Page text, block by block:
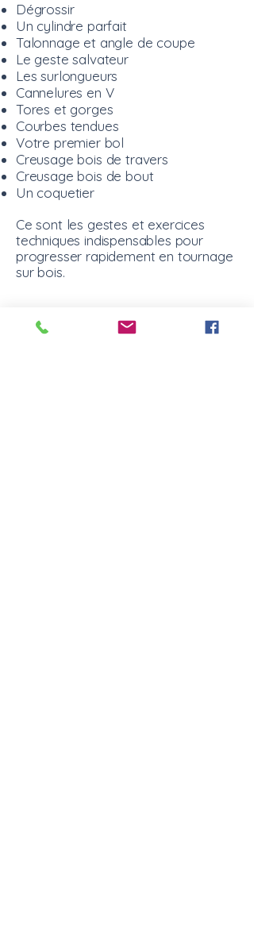
Dégrossir
Un cylindre parfait
Talonnage et angle de coupe
Le geste salvateur
Les surlongueurs
Cannelures en V
Tores et gorges
Courbes tendues
Votre premier bol
Creusage bois de travers
Creusage bois de bout
Un coquetier
Ce sont les gestes et exercices
techniques indispensables pour
progresser rapidement en tournage
sur bois.